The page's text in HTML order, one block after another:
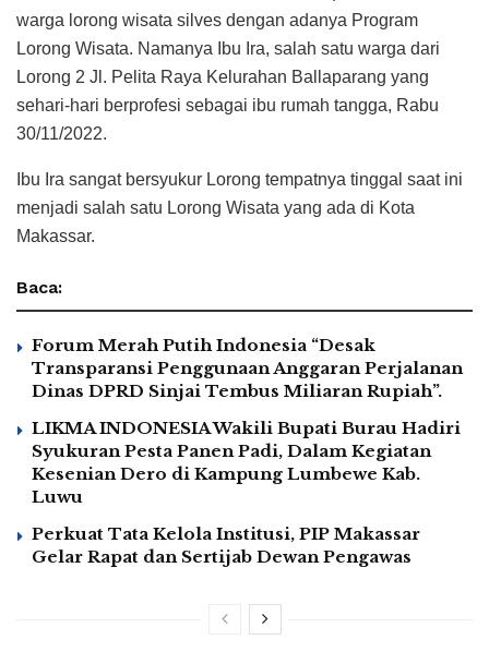
warga lorong wisata silves dengan adanya Program
Lorong Wisata. Namanya Ibu Ira, salah satu warga dari
Lorong 2 Jl. Pelita Raya Kelurahan Ballaparang yang
sehari-hari berprofesi sebagai ibu rumah tangga, Rabu
30/11/2022.
Ibu Ira sangat bersyukur Lorong tempatnya tinggal saat ini
menjadi salah satu Lorong Wisata yang ada di Kota
Makassar.
Baca:
Forum Merah Putih Indonesia “Desak
Transparansi Penggunaan Anggaran Perjalanan
Dinas DPRD Sinjai Tembus Miliaran Rupiah”.
LIKMA INDONESIA Wakili Bupati Burau Hadiri
Syukuran Pesta Panen Padi, Dalam Kegiatan
Kesenian Dero di Kampung Lumbewe Kab.
Luwu
Perkuat Tata Kelola Institusi, PIP Makassar
Gelar Rapat dan Sertijab Dewan Pengawas